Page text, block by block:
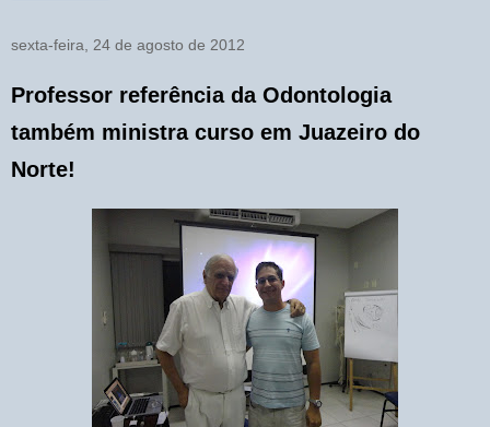
sexta-feira, 24 de agosto de 2012
Professor referência da Odontologia
também ministra curso em Juazeiro do
Norte!